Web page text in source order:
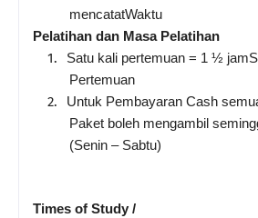
mencatatWaktu
Pelatihan dan Masa Pelatihan
1.
Satu kali pertemuan = 1 ½
Pertemuan
2.
Untuk Pembayaran Cash
Paket boleh mengambil
(Senin – Sabtu)
Times of Study /